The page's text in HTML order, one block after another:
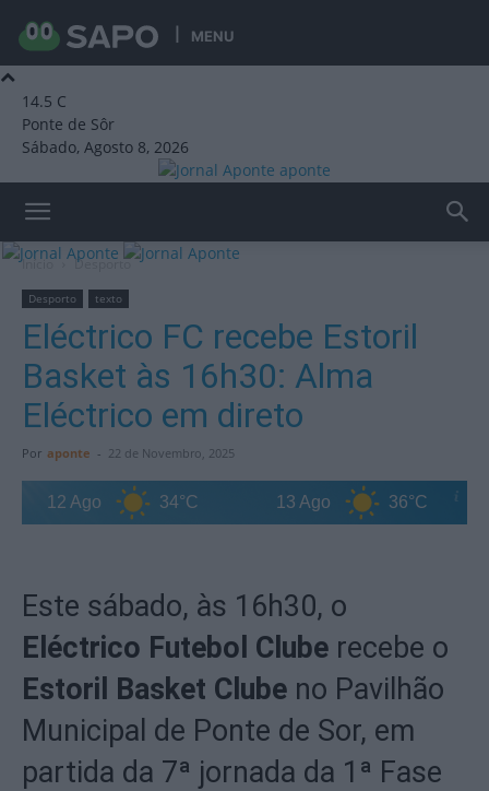
MENU
14.5 C
Ponte de Sôr
Sábado, Agosto 8, 2026
aponte
Início Desporto
Desporto texto
Eléctrico FC recebe Estoril
Basket às 16h30: Alma
Eléctrico em direto
Por aponte - 22 de Novembro, 2025
12 Ago 34°C 13 Ago 36°C
Este sábado, às 16h30, o
Eléctrico Futebol Clube recebe o
Estoril Basket Clube no Pavilhão
Municipal de Ponte de Sor, em
partida da 7ª jornada da 1ª Fase